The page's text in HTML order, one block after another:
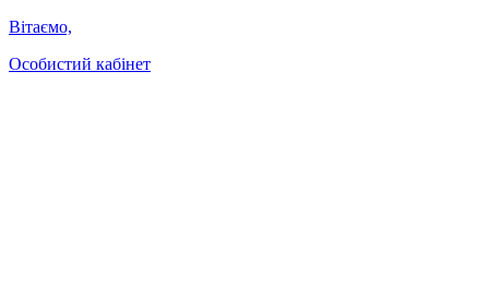
Вітаємо,
Особистий кабінет